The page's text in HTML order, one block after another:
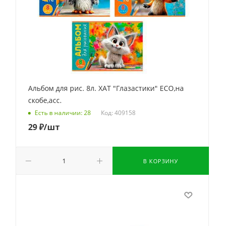
Альбом для рис. 8л. ХАТ "Глазастики" ECO,на
скобе,асс.
Есть в наличии: 28 Код: 409158
29₽/шт
В КОРЗИНУ